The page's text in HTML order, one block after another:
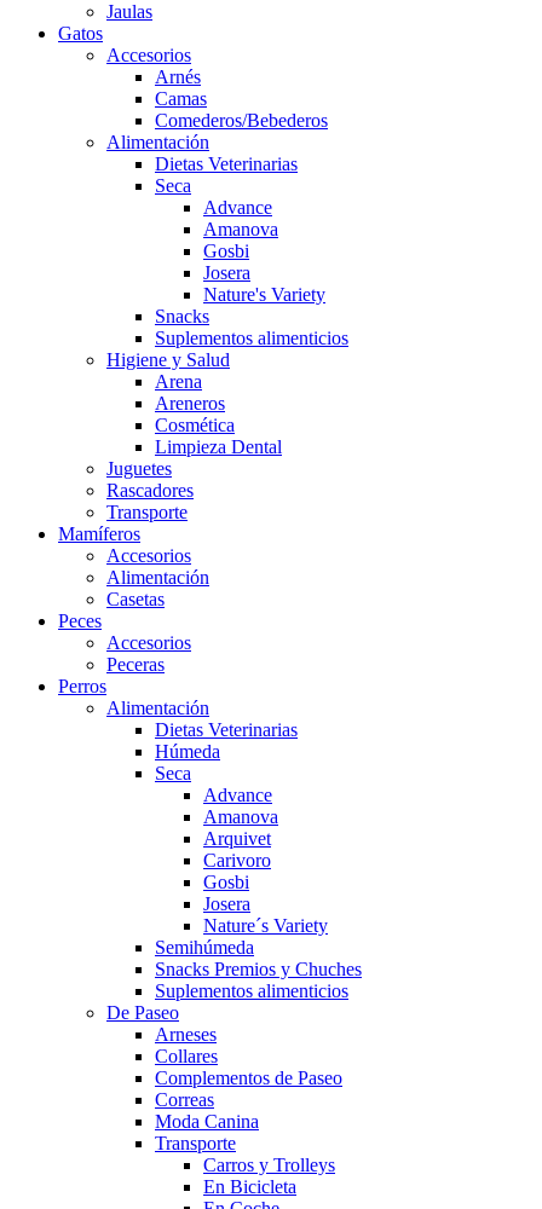
Jaulas
Gatos
Accesorios
Arnés
Camas
Comederos/Bebederos
Alimentación
Dietas Veterinarias
Seca
Advance
Amanova
Gosbi
Josera
Nature's Variety
Snacks
Suplementos alimenticios
Higiene y Salud
Arena
Areneros
Cosmética
Limpieza Dental
Juguetes
Rascadores
Transporte
Mamíferos
Accesorios
Alimentación
Casetas
Peces
Accesorios
Peceras
Perros
Alimentación
Dietas Veterinarias
Húmeda
Seca
Advance
Amanova
Arquivet
Carivoro
Gosbi
Josera
Nature´s Variety
Semihúmeda
Snacks Premios y Chuches
Suplementos alimenticios
De Paseo
Arneses
Collares
Complementos de Paseo
Correas
Moda Canina
Transporte
Carros y Trolleys
En Bicicleta